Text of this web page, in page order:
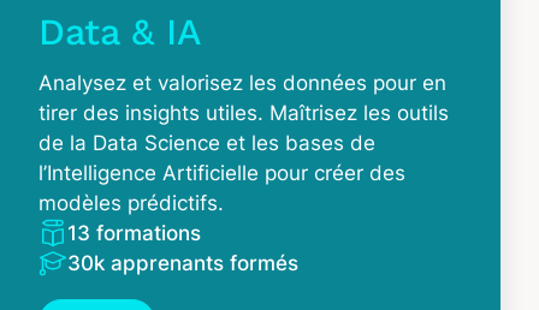
Data & IA
Analysez et valorisez les données pour en
tirer des insights utiles. Maîtrisez les outils
de la Data Science et les bases de
l’Intelligence Artificielle pour créer des
modèles prédictifs.
13 formations
30k apprenants formés